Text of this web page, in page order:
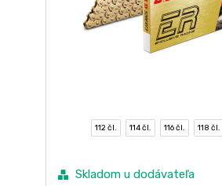
112 čl. 114 čl. 116 čl. 118 čl.
Skladom u dodávateľa